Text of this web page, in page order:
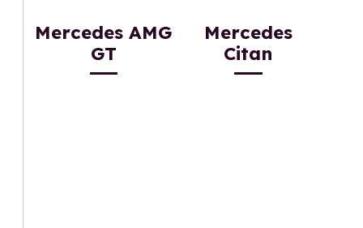
Mercedes AMG
GT
Mercedes
Citan